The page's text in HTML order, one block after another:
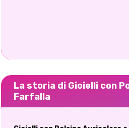
La storia di Gioielli con
Farfalla